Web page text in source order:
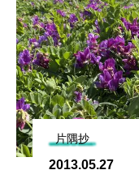
片隅抄
2013.05.27